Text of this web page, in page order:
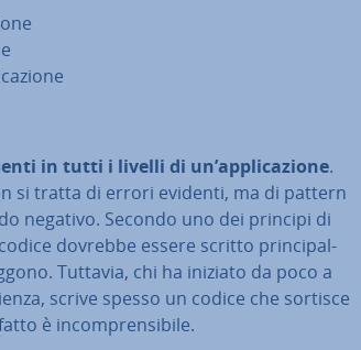
in tutti i livelli di un’ap­pli­ca­zio­ne.
si tratta di errori evidenti, ma di pattern
negativo. Secondo uno dei principi di
dovrebbe essere scritto prin­ci­pal­
Tuttavia, chi ha iniziato da poco a
scrive spesso un codice che sortisce
è in­com­pren­si­bi­le.